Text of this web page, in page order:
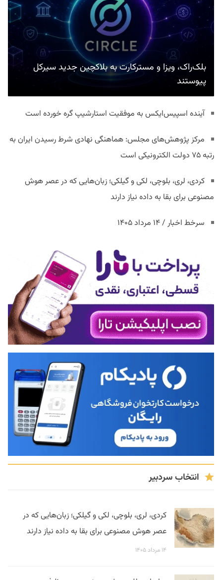
بلک‌راک، ویزا و مسترکارت به بلاکچین جدید سیرکل
پیوستند
آینده اسپیس‌ایکس به موفقیت استارشیپ گره خورده است
مرکز پژوهش‌های مجلس: هماهنگی نهادی شرط رسیدن ایران به
رتبه ۷۵ دولت الکترونیکی است
کردی، لری، بلوچی، لکی و گیلکی؛ زبان‌هایی که در عصر هوش
مصنوعی برای بقا به داده نیاز دارند
سرخط اخبار / ۱۴ مرداد ۱۴۰۵
انتخاب سردبیر
کردی، لری، بلوچی، لکی و گیلکی؛ زبان‌هایی که در
عصر هوش مصنوعی برای بقا به داده نیاز دارند
۱۴ مرداد ۱۴۰۵